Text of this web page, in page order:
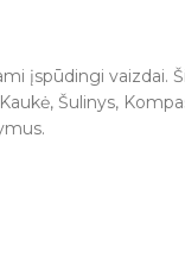
įspūdingi vaizdai.
Šulinys,